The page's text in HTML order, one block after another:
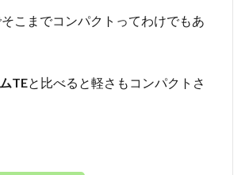
こまでコンパクトってわけでもあ
TEと比べると軽さもコンパクトさ